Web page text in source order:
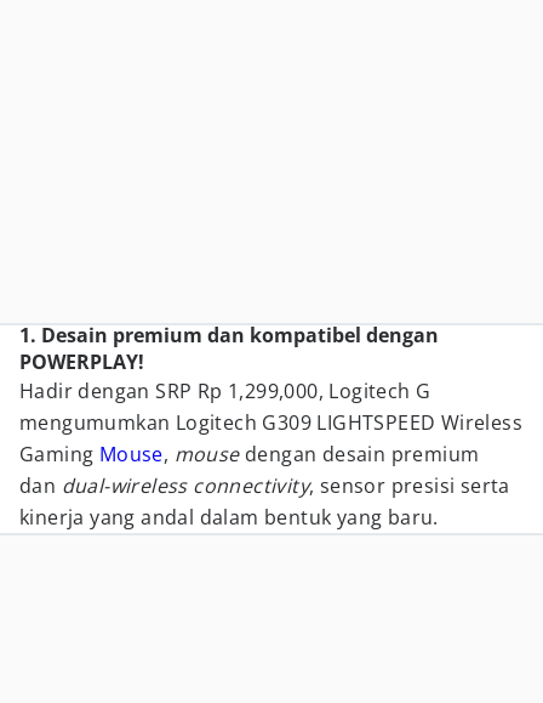
1. Desain premium dan kompatibel dengan
POWERPLAY!
Hadir dengan SRP Rp 1,299,000, Logitech G
mengumumkan Logitech G309 LIGHTSPEED Wireless
Gaming Mouse, mousedengan desain premium
dan dual-wireless connectivity, sensor presisi serta
kinerja yang andal dalam bentuk yang baru.